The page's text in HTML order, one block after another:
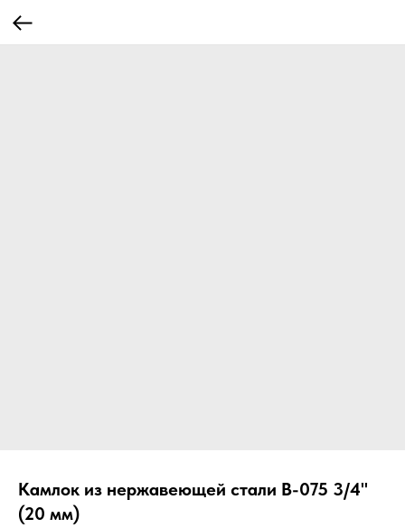
Камлок из нержавеющей стали B-075 3/4"
(20 мм)